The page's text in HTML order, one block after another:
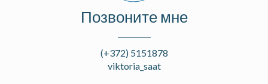
Позвоните мне
(+372) 5151878
viktoria_saat